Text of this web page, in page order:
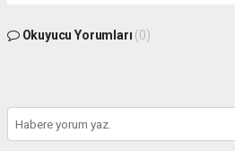
Okuyucu Yorumları (0)